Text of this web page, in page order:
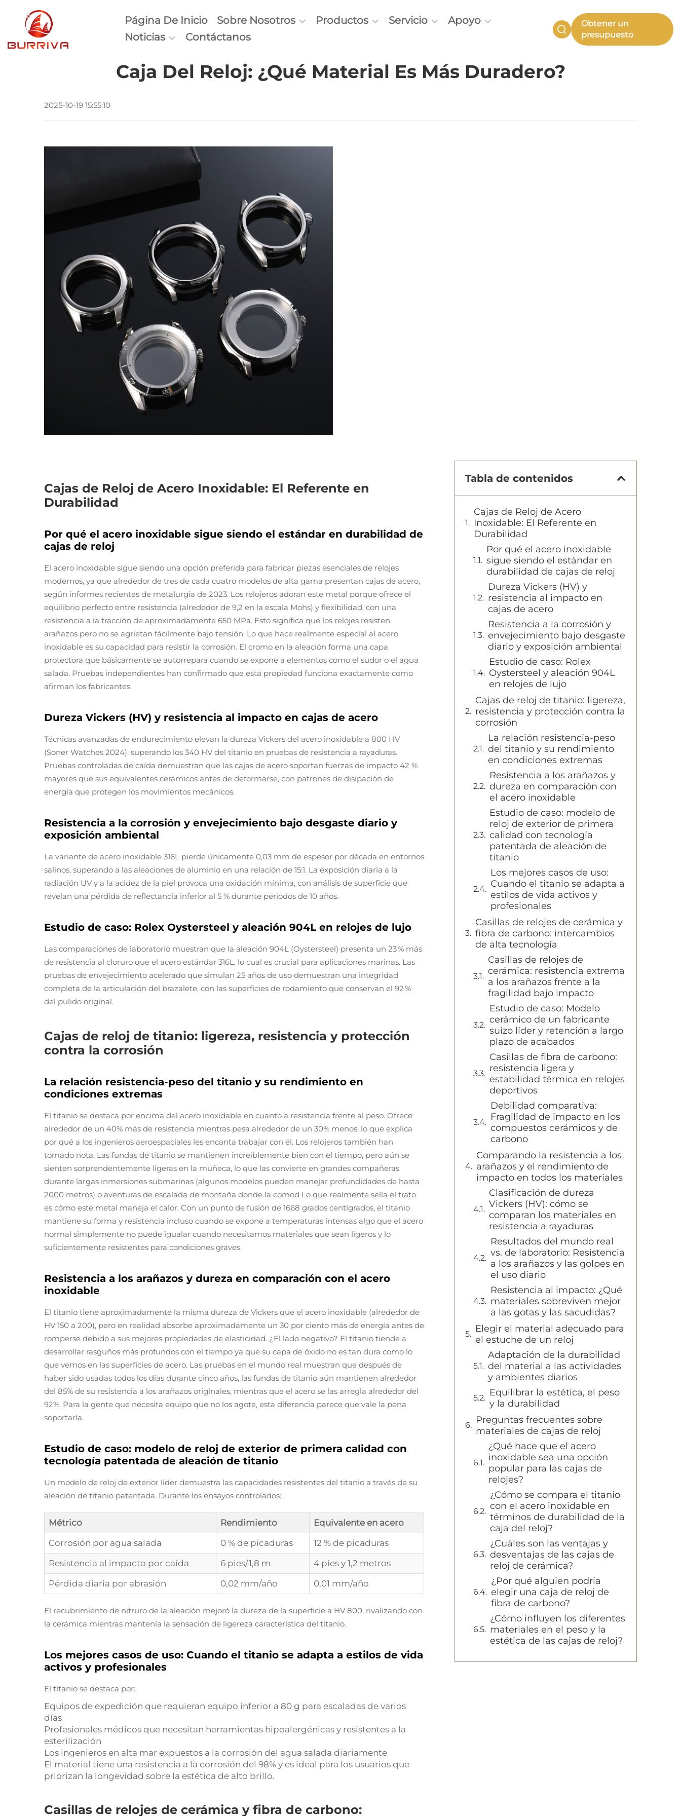
Página De Inicio Sobre Nosotros Productos Servicio
Apoyo
Noticias
Contáctanos
Obtener un
presupuesto
Caja Del Reloj: ¿Qué Material Es Más Duradero?
2025-10-19 15:55:10
Cajas de Reloj de Acero Inoxidable: El Referente en
Durabilidad
Por qué el acero inoxidable sigue siendo el estándar en durabilidad de
cajas de reloj
El acero inoxidable sigue siendo una opción preferida para fabricar piezas esenciales de relojes
modernos, ya que alrededor de tres de cada cuatro modelos de alta gama presentan cajas de acero,
según informes recientes de metalurgia de 2023. Los relojeros adoran este metal porque ofrece el
equilibrio perfecto entre resistencia (alrededor de 9,2 en la escala Mohs) y flexibilidad, con una
resistencia a la tracción de aproximadamente 650 MPa. Esto significa que los relojes resisten
arañazos pero no se agrietan fácilmente bajo tensión. Lo que hace realmente especial al acero
inoxidable es su capacidad para resistir la corrosión. El cromo en la aleación forma una capa
protectora que básicamente se autorrepara cuando se expone a elementos como el sudor o el agua
salada. Pruebas independientes han confirmado que esta propiedad funciona exactamente como
afirman los fabricantes.
Dureza Vickers (HV) y resistencia al impacto en cajas de acero
Técnicas avanzadas de endurecimiento elevan la dureza Vickers del acero inoxidable a 800 HV
(Soner Watches 2024), superando los 340 HV del titanio en pruebas de resistencia a rayaduras.
Pruebas controladas de caída demuestran que las cajas de acero soportan fuerzas de impacto 42 %
mayores que sus equivalentes cerámicos antes de deformarse, con patrones de disipación de
energía que protegen los movimientos mecánicos.
Resistencia a la corrosión y envejecimiento bajo desgaste diario y
exposición ambiental
La variante de acero inoxidable 316L pierde únicamente 0,03 mm de espesor por década en entornos
salinos, superando a las aleaciones de aluminio en una relación de 15:1. La exposición diaria a la
radiación UV y a la acidez de la piel provoca una oxidación mínima, con análisis de superficie que
revelan una pérdida de reflectancia inferior al 5 % durante períodos de 10 años.
Estudio de caso: Rolex Oystersteel y aleación 904L en relojes de lujo
Las comparaciones de laboratorio muestran que la aleación 904L (Oystersteel) presenta un 23 % más
de resistencia al cloruro que el acero estándar 316L, lo cual es crucial para aplicaciones marinas. Las
pruebas de envejecimiento acelerado que simulan 25 años de uso demuestran una integridad
completa de la articulación del brazalete, con las superficies de rodamiento que conservan el 92 %
del pulido original.
Cajas de reloj de titanio: ligereza, resistencia y protección
contra la corrosión
La relación resistencia-peso del titanio y su rendimiento en
condiciones extremas
El titanio se destaca por encima del acero inoxidable en cuanto a resistencia frente al peso. Ofrece
alrededor de un 40% más de resistencia mientras pesa alrededor de un 30% menos, lo que explica
por qué a los ingenieros aeroespaciales les encanta trabajar con él. Los relojeros también han
tomado nota. Las fundas de titanio se mantienen increíblemente bien con el tiempo, pero aún se
sienten sorprendentemente ligeras en la muñeca, lo que las convierte en grandes compañeras
durante largas inmersiones submarinas (algunos modelos pueden manejar profundidades de hasta
2000 metros) o aventuras de escalada de montaña donde la comod Lo que realmente sella el trato
es cómo este metal maneja el calor. Con un punto de fusión de 1668 grados centígrados, el titanio
mantiene su forma y resistencia incluso cuando se expone a temperaturas intensas algo que el acero
normal simplemente no puede igualar cuando necesitamos materiales que sean ligeros y lo
suficientemente resistentes para condiciones graves.
Resistencia a los arañazos y dureza en comparación con el acero
inoxidable
El titanio tiene aproximadamente la misma dureza de Vickers que el acero inoxidable (alrededor de
HV 150 a 200), pero en realidad absorbe aproximadamente un 30 por ciento más de energía antes de
romperse debido a sus mejores propiedades de elasticidad. ¿El lado negativo? El titanio tiende a
desarrollar rasguños más profundos con el tiempo ya que su capa de óxido no es tan dura como lo
que vemos en las superficies de acero. Las pruebas en el mundo real muestran que después de
haber sido usadas todos los días durante cinco años, las fundas de titanio aún mantienen alrededor
del 85% de su resistencia a los arañazos originales, mientras que el acero se las arregla alrededor del
92%. Para la gente que necesita equipo que no los agote, esta diferencia parece que vale la pena
soportarla.
Estudio de caso: modelo de reloj de exterior de primera calidad con
tecnología patentada de aleación de titanio
Un modelo de reloj de exterior líder demuestra las capacidades resistentes del titanio a través de su
aleación de titanio patentada. Durante los ensayos controlados:
Métrico Rendimiento
Equivalente en acero
Corrosión por agua salada
0 % de picaduras
12 % de picaduras
Resistencia al impacto por caída
6 pies/1,8 m
4 pies y 1,2 metros
Pérdida diaria por abrasión
0,02 mm/año 0,01 mm/año
El recubrimiento de nitruro de la aleación mejoró la dureza de la superficie a HV 800, rivalizando con
la cerámica mientras mantenía la sensación de ligereza característica del titanio.
Los mejores casos de uso: Cuando el titanio se adapta a estilos de vida
activos y profesionales
El titanio se destaca por:
Equipos de expedición que requieran equipo inferior a 80 g para escaladas de varios
días
Profesionales médicos que necesitan herramientas hipoalergénicas y resistentes a la
esterilización
Los ingenieros en alta mar expuestos a la corrosión del agua salada diariamente
El material tiene una resistencia a la corrosión del 98% y es ideal para los usuarios que
priorizan la longevidad sobre la estética de alto brillo.
Casillas de relojes de cerámica y fibra de carbono:
Tabla de contenidos
Cajas de Reloj de Acero
Inoxidable: El Referente en
Durabilidad
Por qué el acero inoxidable
sigue siendo el estándar en
durabilidad de cajas de reloj
Dureza Vickers (HV) y
resistencia al impacto en
cajas de acero
Resistencia a la corrosión y
envejecimiento bajo desgaste
diario y exposición ambiental
Estudio de caso: Rolex
Oystersteel y aleación 904L
en relojes de lujo
Cajas de reloj de titanio: ligereza,
resistencia y protección contra la
corrosión
La relación resistencia-peso
del titanio y su rendimiento
en condiciones extremas
Resistencia a los arañazos y
dureza en comparación con
el acero inoxidable
Estudio de caso: modelo de
reloj de exterior de primera
calidad con tecnología
patentada de aleación de
titanio
Los mejores casos de uso:
Cuando el titanio se adapta a
estilos de vida activos y
profesionales
Casillas de relojes de cerámica y
fibra de carbono: intercambios
de alta tecnología
Casillas de relojes de
cerámica: resistencia extrema
a los arañazos frente a la
fragilidad bajo impacto
Estudio de caso: Modelo
cerámico de un fabricante
suizo líder y retención a largo
plazo de acabados
Casillas de fibra de carbono:
resistencia ligera y
estabilidad térmica en relojes
deportivos
Debilidad comparativa:
Fragilidad de impacto en los
compuestos cerámicos y de
carbono
Comparando la resistencia a los
arañazos y el rendimiento de
impacto en todos los materiales
Clasificación de dureza
Vickers (HV): cómo se
comparan los materiales en
resistencia a rayaduras
Resultados del mundo real
vs. de laboratorio: Resistencia
a los arañazos y las golpes en
el uso diario
Resistencia al impacto: ¿Qué
materiales sobreviven mejor
a las gotas y las sacudidas?
Elegir el material adecuado para
el estuche de un reloj
Adaptación de la durabilidad
del material a las actividades
y ambientes diarios
Equilibrar la estética, el peso
y la durabilidad
Preguntas frecuentes sobre
materiales de cajas de reloj
¿Qué hace que el acero
inoxidable sea una opción
popular para las cajas de
relojes?
¿Cómo se compara el titanio
con el acero inoxidable en
términos de durabilidad de la
caja del reloj?
¿Cuáles son las ventajas y
desventajas de las cajas de
reloj de cerámica?
¿Por qué alguien podría
elegir una caja de reloj de
fibra de carbono?
¿Cómo influyen los diferentes
materiales en el peso y la
estética de las cajas de reloj?